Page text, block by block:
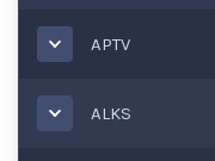
APTV
ALKS